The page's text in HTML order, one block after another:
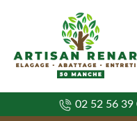
02 52 56 39